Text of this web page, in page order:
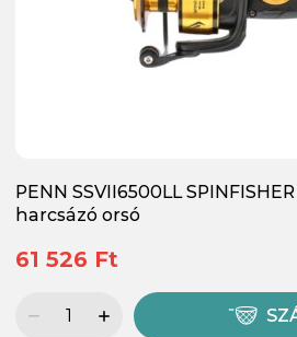
PENN SSVII6500LL
harcsázó orsó
61 526 Ft